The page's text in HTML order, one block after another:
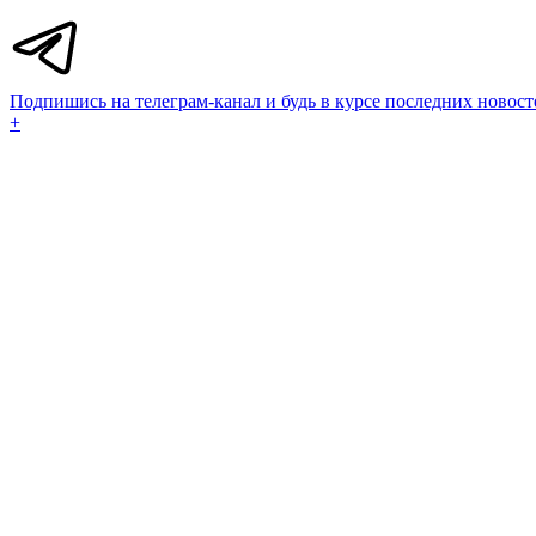
Подпишись на телеграм-канал и будь в курсе последних
+